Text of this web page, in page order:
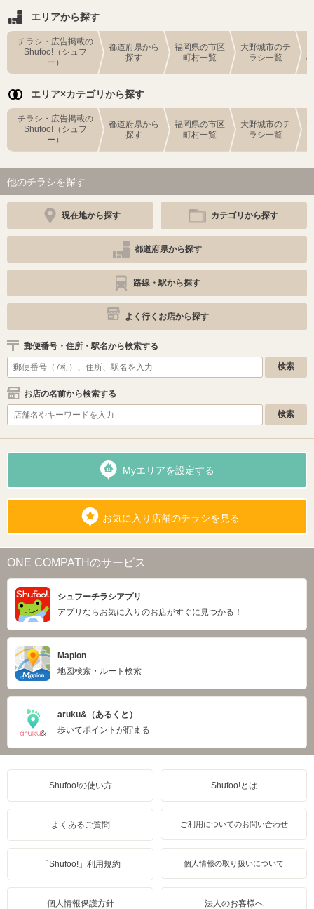
エリアから探す
チラシ・広告掲載の
Shufoo!（シュフ
ー）
都道府県から
探す
福岡県の市区
町村一覧
大野城市のチ
ラシ一覧
エリア×カテゴリから探す
チラシ・広告掲載の
Shufoo!（シュフ
ー）
都道府県から
探す
福岡県の市区
町村一覧
大野城市のチ
ラシ一覧
他のチラシを探す
現在地から探す カテゴリから探す
都道府県から探す
路線・駅から探す
よく行くお店から探す
郵便番号・住所・駅名から検索する
お店の名前から検索する
Myエリアを設定する
お気に入り店舗のチラシを見る
ONE COMPATHのサービス
シュフーチラシアプリ
アプリならお気に入りのお店がすぐに見つかる！
Mapion
地図検索・ルート検索
aruku&（あるくと）
歩いてポイントが貯まる
Shufoo!の使い方 Shufoo!とは
よくあるご質問 ご利用についてのお問い合わせ
「Shufoo!」利用規約 個人情報の取り扱いについて
個人情報保護方針 法人のお客様へ